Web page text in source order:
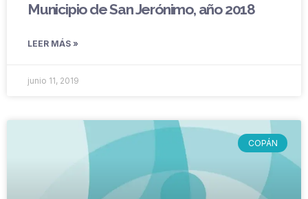
Municipio de San Jerónimo, año 2018
LEER MÁS »
junio 11, 2019
COPÁN